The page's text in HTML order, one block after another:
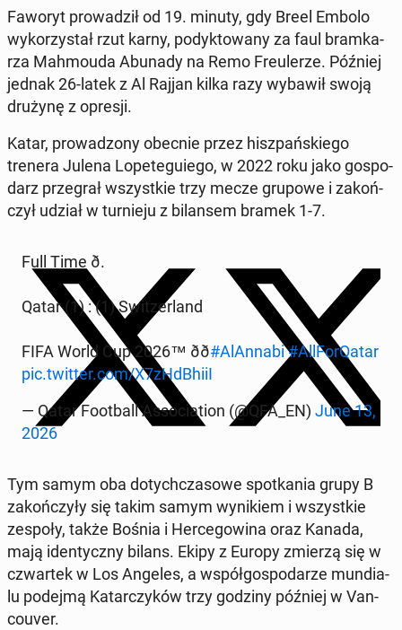
Faworyt pro­wa­dził od 19. minuty, gdy Breel Embolo
wy­ko­rzy­stał rzut karny, po­dyk­to­wa­ny za faul bram­ka­
rza Mah­mo­uda Abunady na Remo Freu­le­rze. Później
jednak 26-latek z Al Rajjan kilka razy wybawił swoją
drużynę z opresji.
Katar, pro­wa­dzo­ny obecnie przez hisz­pań­skie­go
trenera Julena Lo­pe­te­gu­ie­go, w 2022 roku jako go­spo­
darz prze­grał wszyst­kie trzy mecze grupowe i za­koń­
czył udział w tur­nie­ju z bi­lan­sem bramek 1-7.
Full Time ð.
Qatar (1) : (1) Swit­zer­land
FIFA World Cup 2026™ ðð#AlAn­na­bi#Al­l­Fo­rQa­tar
pic.twitter.com/X7zHd­BhiiI
— Qatar Fo­ot­ball As­so­cia­tion (@QFA_EN) June 13,
2026
Tym samym oba do­tych­cza­so­we spo­tka­nia grupy B
za­koń­czy­ły się takim samym wy­ni­kiem i wszyst­kie
zespoły, także Bośnia i Her­ce­go­wi­na oraz Kanada,
mają iden­tycz­ny bilans. Ekipy z Europy zmierzą się w
czwar­tek w Los Angeles, a współ­go­spo­da­rze mun­dia­
lu podejmą Ka­tar­czy­ków trzy godziny później w Van­
co­uver.